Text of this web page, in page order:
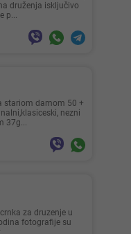
druženja isključivo
p...
nezni
37g...
fotografije su